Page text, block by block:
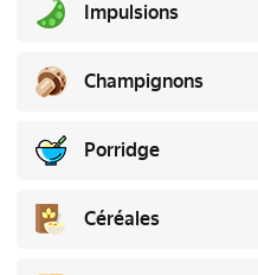
Impulsions
Champignons
Porridge
Céréales